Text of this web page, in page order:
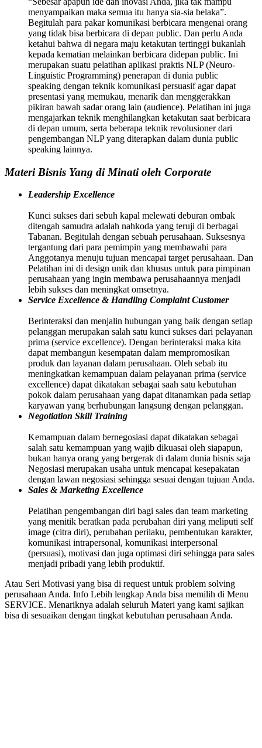
menyampaikan maka semua itu hanya sia-sia belaka”.
Begitulah para pakar komunikasi berbicara mengenai orang
yang tidak bisa berbicara di depan public. Dan perlu Anda
ketahui bahwa di negara maju ketakutan tertinggi bukanlah
kepada kematian melainkan berbicara didepan public. Ini
merupakan suatu pelatihan aplikasi praktis NLP (Neuro-
Linguistic Programming) penerapan di dunia public
speaking dengan teknik komunikasi persuasif agar dapat
presentasi yang memukau, menarik dan menggerakkan
pikiran bawah sadar orang lain (audience). Pelatihan ini juga
mengajarkan teknik menghilangkan ketakutan saat berbicara
di depan umum, serta beberapa teknik revolusioner dari
pengembangan NLP yang diterapkan dalam dunia public
speaking lainnya.
Materi Bisnis Yang di Minati oleh Corporate
Leadership Excellence
Kunci sukses dari sebuh kapal melewati deburan ombak
ditengah samudra adalah nahkoda yang teruji di berbagai
Tabanan. Begitulah dengan sebuah perusahaan. Suksesnya
tergantung dari para pemimpin yang membawahi para
Anggotanya menuju tujuan mencapai target perusahaan. Dan
Pelatihan ini di design unik dan khusus untuk para pimpinan
perusahaan yang ingin membawa perusahaannya menjadi
lebih sukses dan meningkat omsetnya.
Service Excellence & Handling Complaint Customer
Berinteraksi dan menjalin hubungan yang baik dengan setiap
pelanggan merupakan salah satu kunci sukses dari pelayanan
prima (service excellence). Dengan berinteraksi maka kita
dapat membangun kesempatan dalam mempromosikan
produk dan layanan dalam perusahaan. Oleh sebab itu
meningkatkan kemampuan dalam pelayanan prima (service
excellence) dapat dikatakan sebagai saah satu kebutuhan
pokok dalam perusahaan yang dapat ditanamkan pada setiap
karyawan yang berhubungan langsung dengan pelanggan.
Negotiation Skill Training
Kemampuan dalam bernegosiasi dapat dikatakan sebagai
salah satu kemampuan yang wajib dikuasai oleh siapapun,
bukan hanya orang yang bergerak di dalam dunia bisnis saja
Negosiasi merupakan usaha untuk mencapai kesepakatan
dengan lawan negosiasi sehingga sesuai dengan tujuan Anda.
Sales & Marketing Excellence
Pelatihan pengembangan diri bagi sales dan team marketing
yang menitik beratkan pada perubahan diri yang meliputi self
image (citra diri), perubahan perilaku, pembentukan karakter,
komunikasi intrapersonal, komunikasi interpersonal
(persuasi), motivasi dan juga optimasi diri sehingga para sales
menjadi pribadi yang lebih produktif.
Atau Seri Motivasi yang bisa di request untuk problem solving
perusahaan Anda. Info Lebih lengkap Anda bisa memilih di Menu
SERVICE. Menariknya adalah seluruh Materi yang kami sajikan
bisa di sesuaikan dengan tingkat kebutuhan perusahaan Anda.